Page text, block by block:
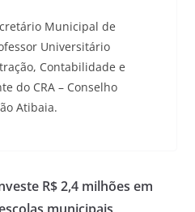
Municipal de
Universitário
Contabilidade e
do CRA – Conselho
Atibaia.
R$ 2,4 milhões em